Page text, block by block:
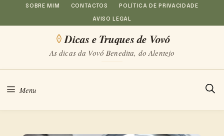
Saltar
para
conteúdo
SOBRE MIM CONTACTOS POLÍTICA DE PRIVACIDADE
AVISO LEGAL
Dicas e Truques de Vovó
As dicas da Vovó Benedita, do Alentejo
Menu